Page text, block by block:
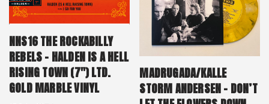
NNS16 THE ROCKABILLY
REBELS – HALDEN IS A HELL
RISING TOWN (7″) LTD.
GOLD MARBLE VINYL
MADRUGADA/KALLE
STORM ANDERSEN – DON’T